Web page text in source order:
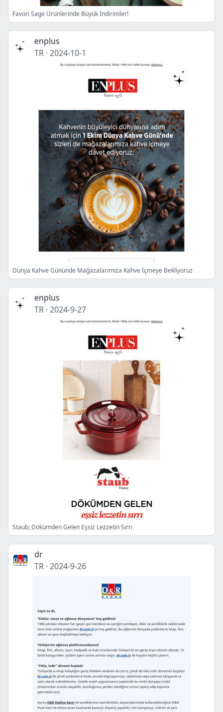
Favori Sage Ürünlerinde Büyük İndirimler!
enplus
TR · 2024-10-1
Dünya Kahve Gününde Mağazalarımıza Kahve İçmeye Bekliyoruz
enplus
TR · 2024-9-27
Staub; Dökümden Gelen Eşsiz Lezzetin Sırrı
dr
TR · 2024-9-26